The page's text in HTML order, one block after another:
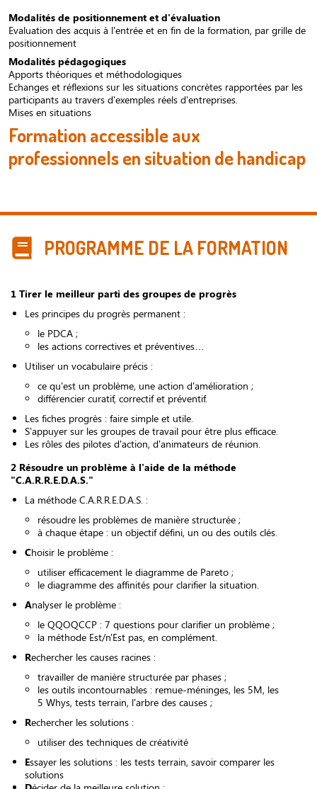
Modalités de positionnement et d'évaluation
Evaluation des acquis à l'entrée et en fin de la formation, par grille de
positionnement
Modalités pédagogiques
Apports théoriques et méthodologiques
Echanges et réflexions sur les situations concrètes rapportées par les
participants au travers d'exemples réels d'entreprises.
Mises en situations
Formation accessible aux
professionnels en situation de handicap
PROGRAMME DE LA FORMATION
1 Tirer le meilleur parti des groupes de progrès
Les principes du progrès permanent :
le PDCA ;
les actions correctives et préventives…
Utiliser un vocabulaire précis :
ce qu'est un problème, une action d'amélioration ;
différencier curatif, correctif et préventif.
Les fiches progrès : faire simple et utile.
S'appuyer sur les groupes de travail pour être plus efficace.
Les rôles des pilotes d'action, d'animateurs de réunion.
2 Résoudre un problème à l'aide de la méthode
"C.A.R.R.E.D.A.S."
La méthode C.A.R.R.E.D.A.S. :
résoudre les problèmes de manière structurée ;
à chaque étape : un objectif défini, un ou des outils clés.
Choisir le problème :
utiliser efficacement le diagramme de Pareto ;
le diagramme des affinités pour clarifier la situation.
Analyser le problème :
le QQOQCCP : 7 questions pour clarifier un problème ;
la méthode Est/n'Est pas, en complément.
Rechercher les causes racines :
travailler de manière structurée par phases ;
les outils incontournables : remue-méninges, les 5M, les
5 Whys, tests terrain, l'arbre des causes ;
Rechercher les solutions :
utiliser des techniques de créativité
Essayer les solutions : les tests terrain, savoir comparer les
solutions